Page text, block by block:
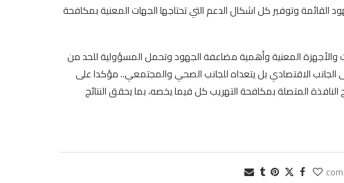
القائمة وتوفير كل اشكال الدعم التي تحتاجها الجهات المعنية بمكافحة
المعنية وأهمية مضاعفة الجهود وتحمل المسؤولية للحد من
الجانب الاقتصادي بل يتعداه للجانب الصحي والمجتمعي.. مؤكدا على
المتصلة بمكافحة التهريب كل فيما يخصه، بما يحقق النتائج